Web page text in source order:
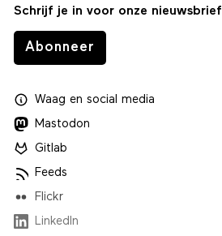
Schrijf je in voor onze nieuwsbrief
Abonneer
Waagen social media
Mastodon
Gitlab
Feeds
Flickr
LinkedIn